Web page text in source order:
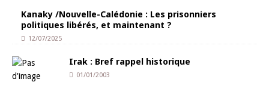
Kanaky /Nouvelle-Calédonie : Les prisonniers
politiques libérés, et maintenant ?
12/07/2025
Irak : Bref rappel historique
01/01/2003